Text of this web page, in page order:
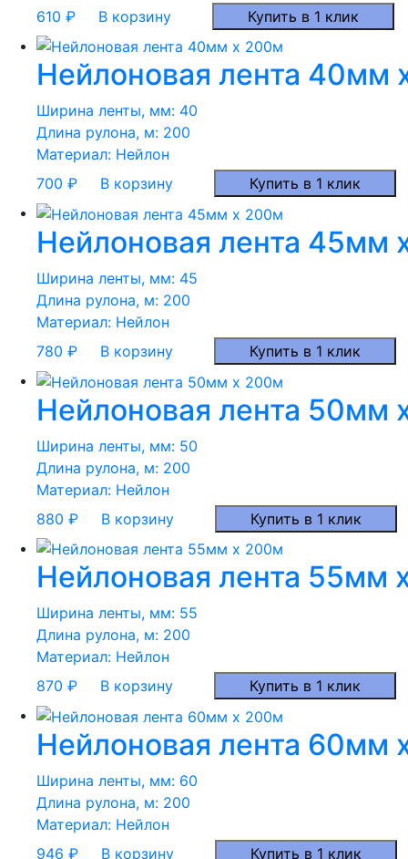
610 ₽ В корзину Купить в 1 клик
Нейлоновая лента 40мм
Ширина ленты, мм: 40
Длина рулона, м: 200
Материал: Нейлон
700 ₽ В корзину Купить в 1 клик
Нейлоновая лента 45мм
Ширина ленты, мм: 45
Длина рулона, м: 200
Материал: Нейлон
780 ₽ В корзину Купить в 1 клик
Нейлоновая лента 50мм
Ширина ленты, мм: 50
Длина рулона, м: 200
Материал: Нейлон
880 ₽ В корзину Купить в 1 клик
Нейлоновая лента 55мм
Ширина ленты, мм: 55
Длина рулона, м: 200
Материал: Нейлон
870 ₽ В корзину Купить в 1 клик
Нейлоновая лента 60мм
Ширина ленты, мм: 60
Длина рулона, м: 200
Материал: Нейлон
946 ₽ В корзину Купить в 1 клик